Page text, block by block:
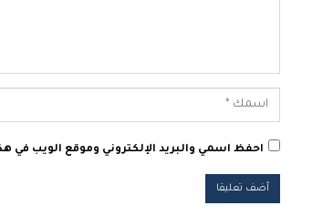
احفظ اسمي والبريد الإلكتروني وموقع الويب في